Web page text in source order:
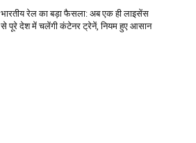
भारतीय रेल का बड़ा फैसला: अब एक ही लाइसेंस
से पूरे देश में चलेंगी कंटेनर ट्रेनें, नियम हुए आसान